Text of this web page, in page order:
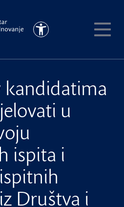
Pristupačnost
kandidatima
u
ispita i
Društva i